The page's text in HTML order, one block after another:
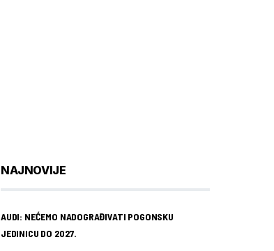
NAJNOVIJE
AUDI: NEĆEMO NADOGRAĐIVATI POGONSKU
JEDINICU DO 2027.